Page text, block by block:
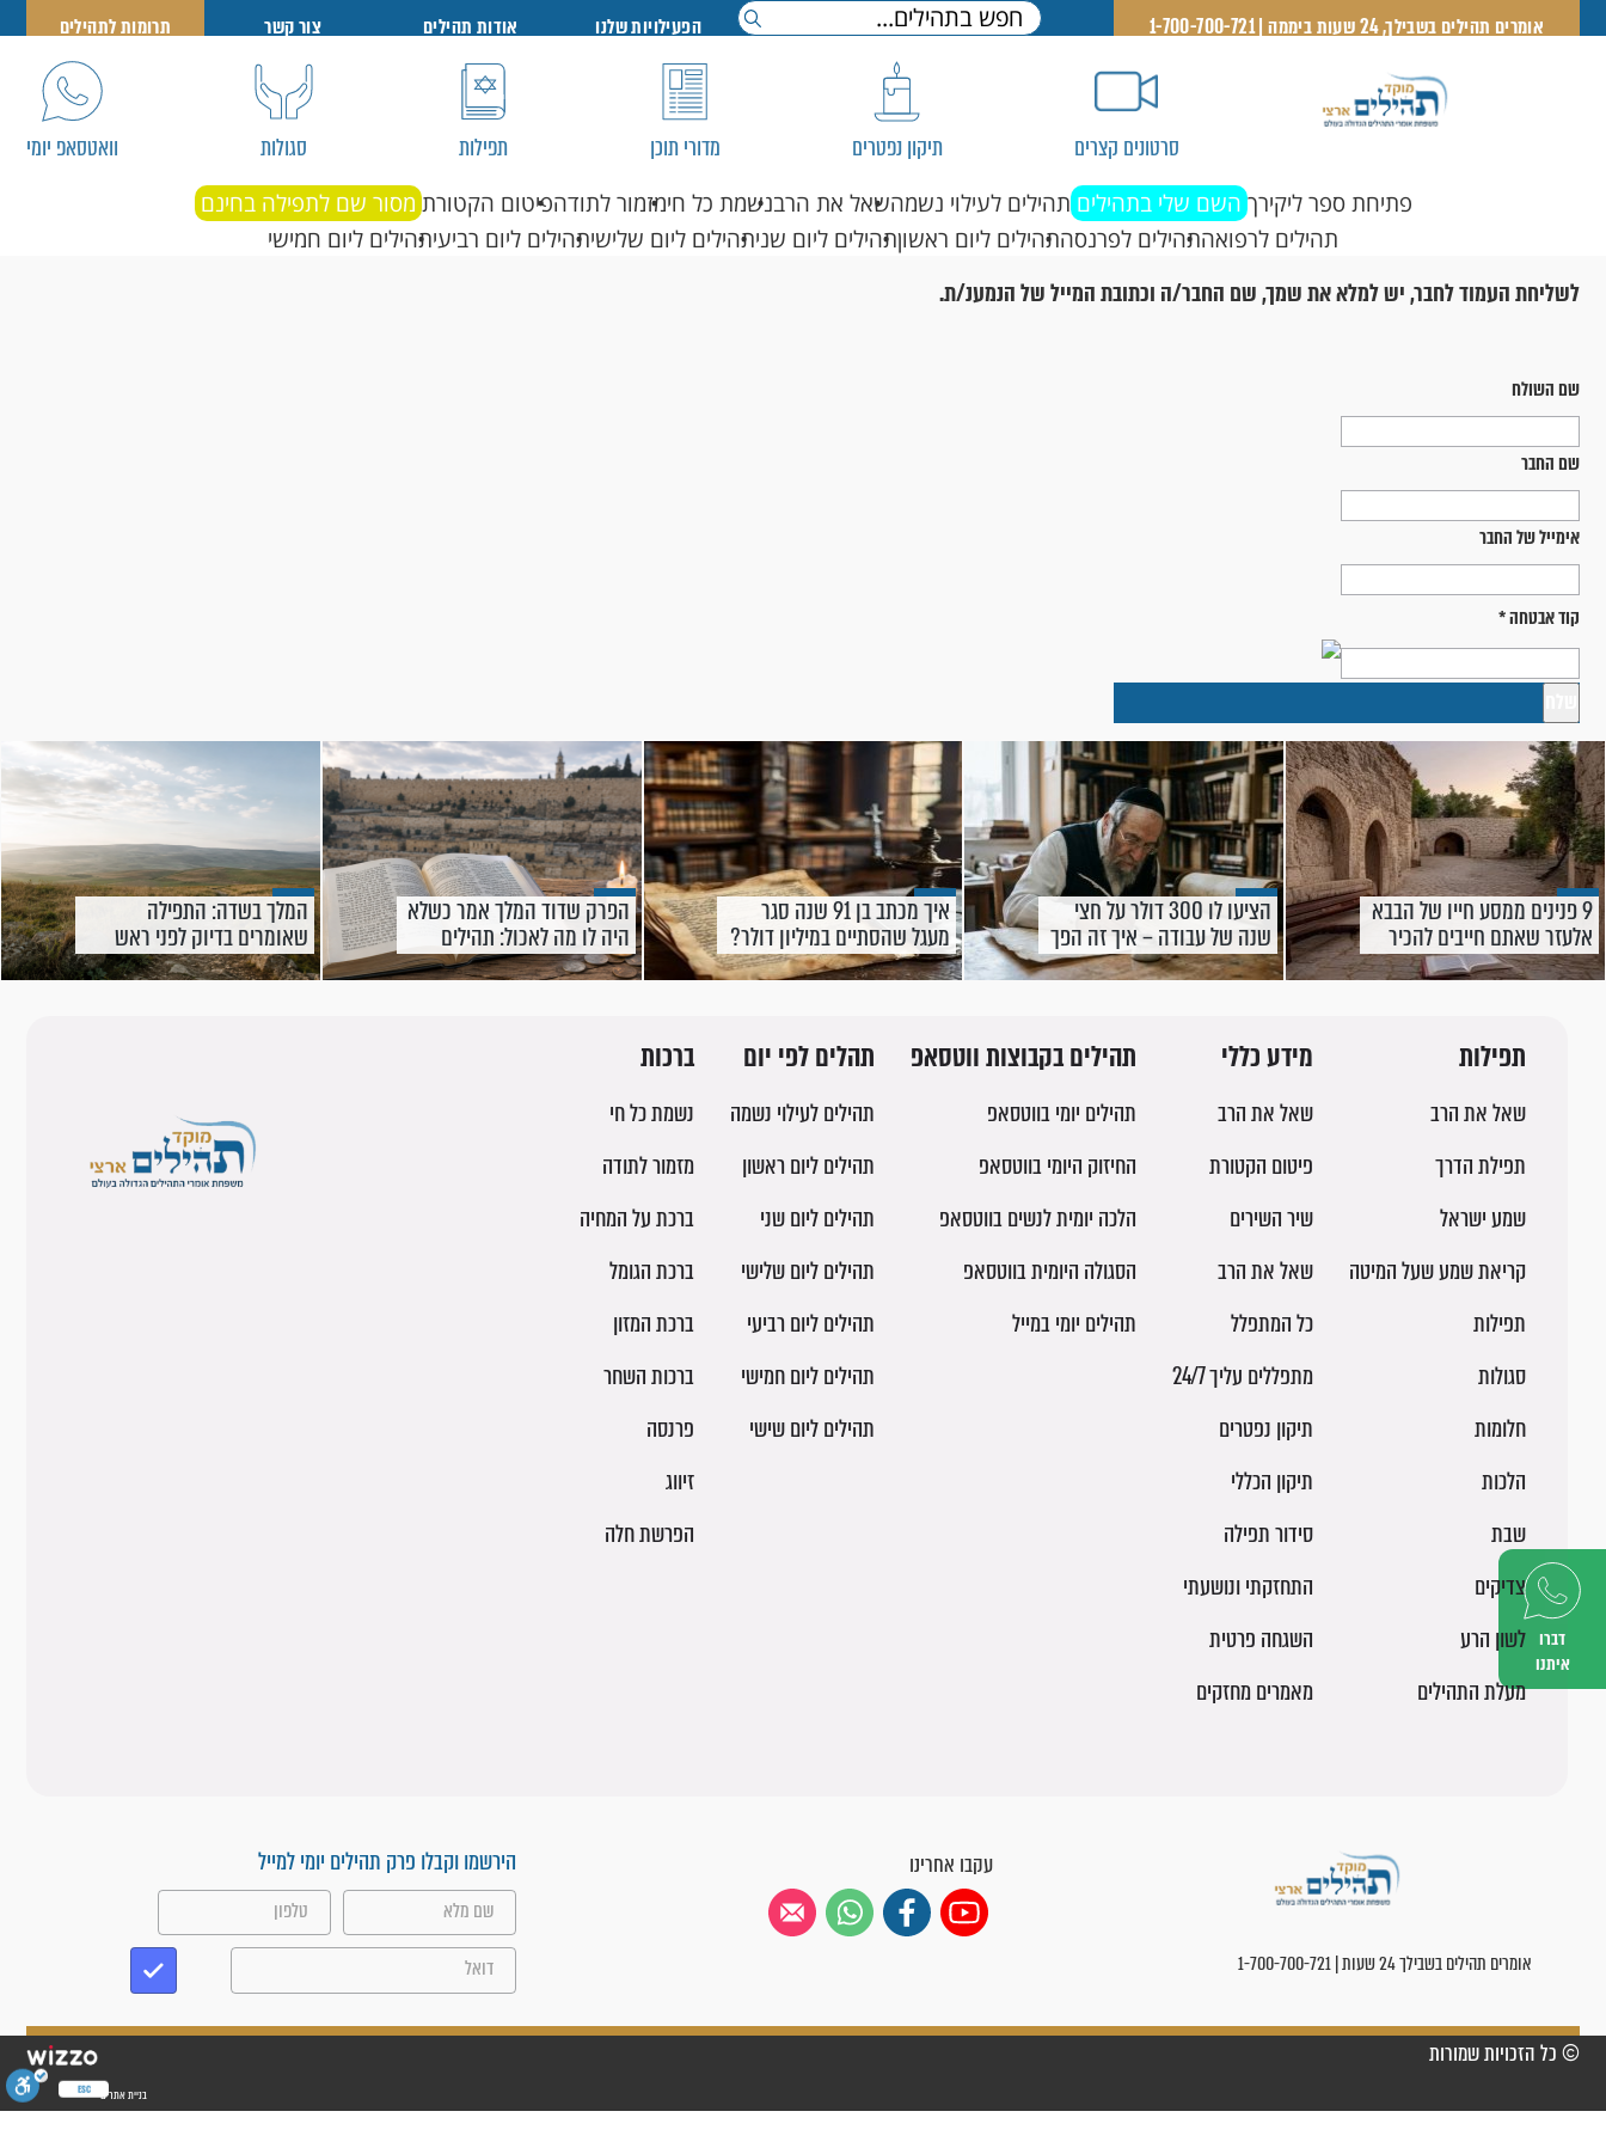
דברו
איתנו
אומרים תהילים בשבילך, 24 שעות ביממה | 1-700-700-721 הפעילויות שלנו אודות תהילים צור קשר תרומות לתהילים
סרטונים קצרים תיקון נפטרים מדורי תוכן תפילות סגולות וואטסאפ יומי
פתיחת ספר ליקירך השם שלי בתהילים תהילים לעילוי נשמהשאל את הרבנשמת כל חימזמור לתודהפיטום הקטורת מסור שם לתפילה בחינם
תהילים לרפואהתהילים לפרנסהתהילים ליום ראשוןתהילים ליום שניתהילים ליום שלישיתהילים ליום רביעיתהילים ליום חמישי
לשליחת העמוד לחבר, יש למלא את שמך, שם החבר/ה וכתובת המייל של הנמענ/ת.
שם השולח
שם החבר
אימייל של החבר
קוד אבטחה*
9 פנינים ממסע חייו של הבבא
אלעזר שאתם חייבים להכיר
הציעו לו 300 דולר על חצי
שנה של עבודה – איך זה הפך
להצלחה ענקית?
איך מכתב בן 91 שנה סגר
מעגל שהסתיים במיליון דולר?
הפרק שדוד המלך אמר כשלא
היה לו מה לאכול: תהילים
לפרנסה
המלך בשדה: התפילה
שאומרים בדיוק לפני ראש
השנה
תפילות
שאל את הרב
תפילת הדרך
שמע ישראל
קריאת שמע שעל המיטה
תפילות
סגולות
חלומות
הלכות
שבת
צדיקים
לשון הרע
מעלת התהילים
מידע כללי
שאל את הרב
פיטום הקטורת
שיר השירים
שאל את הרב
כל המתפלל
מתפללים עליך 24/7
תיקון נפטרים
תיקון הכללי
סידור תפילה
התחזקתי ונושעתי
השגחה פרטית
מאמרים מחזקים
תהילים בקבוצות ווטסאפ
תהילים יומי בווטסאפ
החיזוק היומי בווטסאפ
הלכה יומית לנשים בווטסאפ
הסגולה היומית בווטסאפ
תהילים יומי במייל
תהלים לפי יום
תהילים לעילוי נשמה
תהילים ליום ראשון
תהילים ליום שני
תהילים ליום שלישי
תהילים ליום רביעי
תהילים ליום חמישי
תהילים ליום שישי
ברכות
נשמת כל חי
מזמור לתודה
ברכת על המחיה
ברכת הגומל
ברכת המזון
ברכות השחר
פרנסה
זיווג
הפרשת חלה
אומרים תהילים בשבילך 24 שעות | 1-700-700-721
עקבו אחרינו הירשמו וקבלו פרק תהילים יומי למייל
בניית אתרים
© כל הזכויות שמורות
ESC